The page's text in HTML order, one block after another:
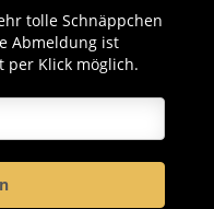
tolle Schnäppchen
Abmeldung ist
per Klick möglich.